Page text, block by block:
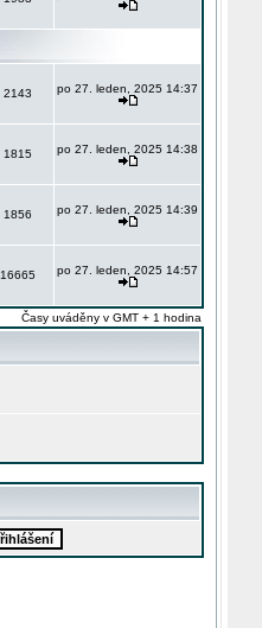
2143 po 27. leden, 2025 14:37
1815 po 27. leden, 2025 14:38
1856 po 27. leden, 2025 14:39
16665 po 27. leden, 2025 14:57
Časy uváděny v GMT + 1 hodina